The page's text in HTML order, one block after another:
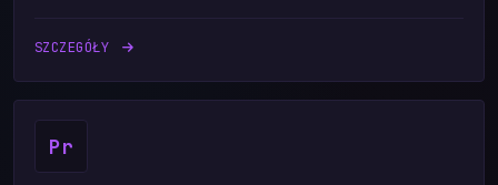
SZCZEGÓŁY
Pr